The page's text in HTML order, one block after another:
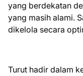
yang berdekatan
yang masih alami.
dikelola secara
Turut hadir dalam